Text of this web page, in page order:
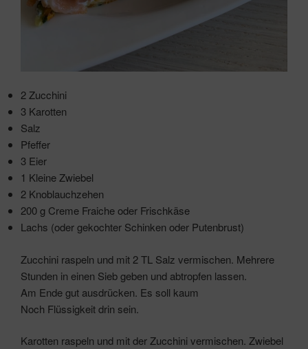
2 Zucchini
3 Karotten
Salz
Pfeffer
3 Eier
1 Kleine Zwiebel
2 Knoblauchzehen
200 g Creme Fraiche oder Frischkäse
Lachs (oder gekochter Schinken oder Putenbrust)
Zucchini raspeln und mit 2 TL Salz vermischen. Mehrere
Stunden in einen Sieb geben und abtropfen lassen.
Am Ende gut ausdrücken. Es soll kaum
Noch Flüssigkeit drin sein.
Karotten raspeln und mit der Zucchini vermischen. Zwiebel